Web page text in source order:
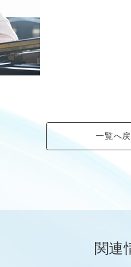
一覧へ
関連